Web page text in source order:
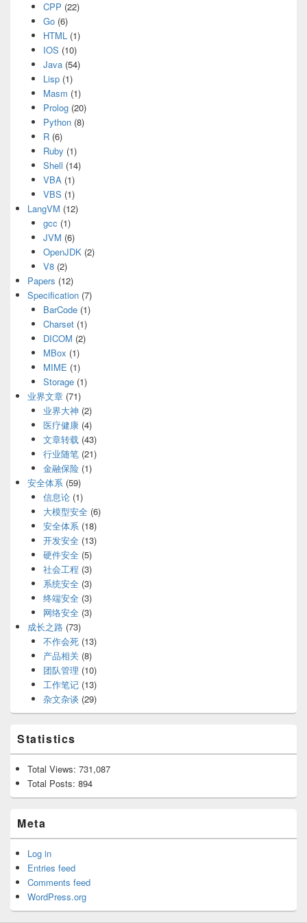
CPP (22)
Go(6)
HTML(1)
IOS (10)
Java(54)
Lisp(1)
Masm (1)
Prolog(20)
Python(8)
R(6)
Ruby (1)
Shell (14)
VBA(1)
VBS (1)
LangVM (12)
gcc (1)
JVM (6)
OpenJDK(2)
V8(2)
Papers (12)
Specification (7)
BarCode(1)
Charset(1)
DICOM (2)
MBox (1)
MIME (1)
Storage(1)
业界文章 (71)
业界大神 (2)
医疗健康(4)
文章转载(43)
行业随笔(21)
金融保险(1)
安全体系 (59)
信息论(1)
大模型安全(6)
安全体系(18)
开发安全(13)
硬件安全(5)
社会工程 (3)
系统安全(3)
终端安全(3)
网络安全(3)
成长之路 (73)
不作会死(13)
产品相关 (8)
团队管理 (10)
工作笔记(13)
杂文杂谈 (29)
Statistics
Total Views: 731,087
Total Posts: 894
Meta
Log in
Entries feed
Comments feed
WordPress.org